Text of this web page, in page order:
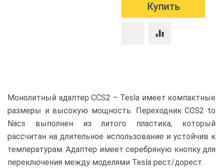
Монолитный адаптер CCS2 – Tesla имеет компактные
размеры и высокую мощность. Переходник CCS2 to
Nacs выполнен из литого пластика, который
рассчитан на длительное использование и устойчив к
температурам. Адаптер имеет серебряную кнопку для
переключения между моделями Tesla рест/дорест.